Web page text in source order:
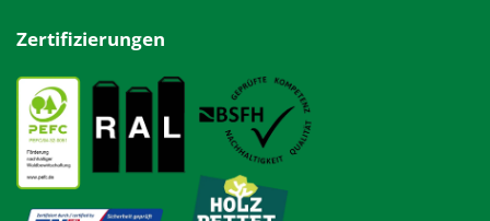
Zertifizierungen